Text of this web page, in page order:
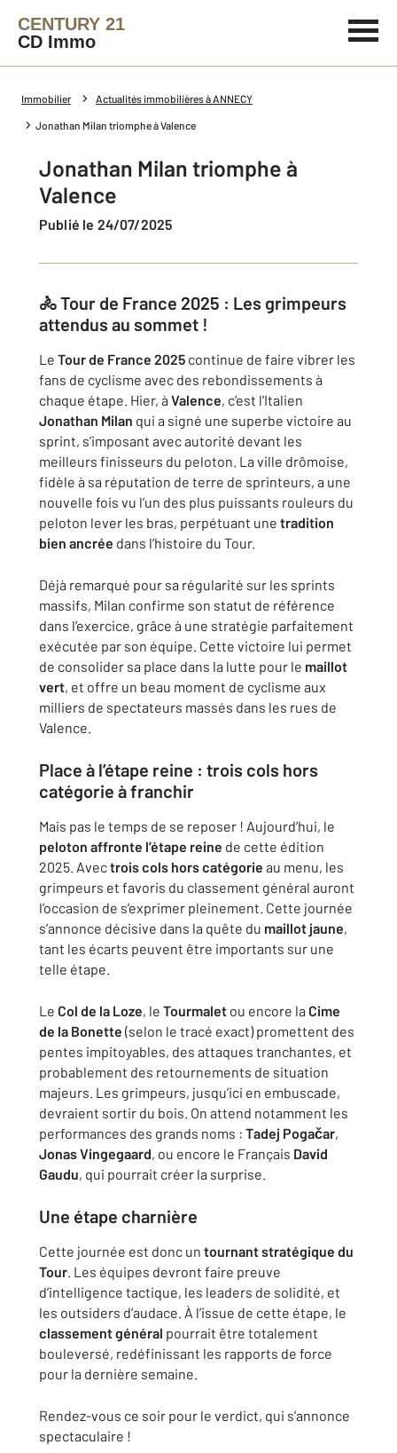
CENTURY 21
CD Immo
Immobilier Actualités immobilières à ANNECY
Jonathan Milan triomphe à Valence
Jonathan Milan triomphe à
Valence
Publié le 24/07/2025
🚴 Tour de France 2025 : Les grimpeurs
attendus au sommet !
Le Tour de France 2025 continue de faire vibrer les
fans de cyclisme avec des rebondissements à
chaque étape. Hier, à Valence, c’est l’Italien
Jonathan Milan qui a signé une superbe victoire au
sprint, s’imposant avec autorité devant les
meilleurs finisseurs du peloton. La ville drômoise,
fidèle à sa réputation de terre de sprinteurs, a une
nouvelle fois vu l’un des plus puissants rouleurs du
peloton lever les bras, perpétuant une tradition
bien ancrée dans l’histoire du Tour.
Déjà remarqué pour sa régularité sur les sprints
massifs, Milan confirme son statut de référence
dans l’exercice, grâce à une stratégie parfaitement
exécutée par son équipe. Cette victoire lui permet
de consolider sa place dans la lutte pour le maillot
vert, et offre un beau moment de cyclisme aux
milliers de spectateurs massés dans les rues de
Valence.
Place à l’étape reine : trois cols hors
catégorie à franchir
Mais pas le temps de se reposer ! Aujourd’hui, le
peloton affronte l’étape reine de cette édition
2025. Avectrois cols hors catégorie au menu, les
grimpeurs et favoris du classement général auront
l’occasion de s’exprimer pleinement. Cette journée
s’annonce décisive dans la quête du maillot jaune,
tant les écarts peuvent être importants sur une
telle étape.
Le Col de la Loze, le Tourmalet ou encore la Cime
de la Bonette (selon le tracé exact) promettent des
pentes impitoyables, des attaques tranchantes, et
probablement des retournements de situation
majeurs. Les grimpeurs, jusqu’ici en embuscade,
devraient sortir du bois. On attend notamment les
performances des grands noms : Tadej Pogačar,
Jonas Vingegaard, ou encore le Français David
Gaudu, qui pourrait créer la surprise.
Une étape charnière
Cette journée est donc un tournant stratégique du
Tour. Les équipes devront faire preuve
d’intelligence tactique, les leaders de solidité, et
les outsiders d’audace. À l’issue de cette étape, le
classement général pourrait être totalement
bouleversé, redéfinissant les rapports de force
pour la dernière semaine.
Rendez-vous ce soir pour le verdict, qui s’annonce
spectaculaire !